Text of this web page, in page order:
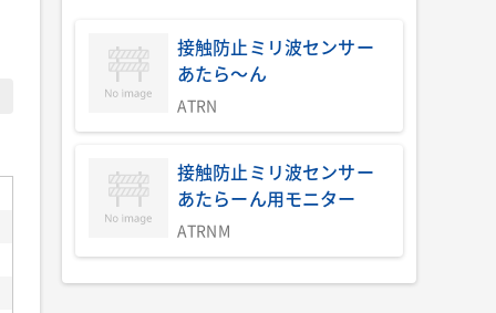
接触防止ミリ波センサー
あたら～ん
ATRN
接触防止ミリ波センサー
あたらーん用モニター
ATRNM